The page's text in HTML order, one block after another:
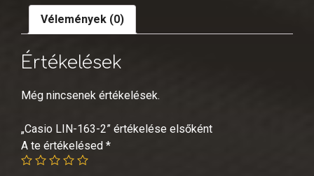
Vélemények (0)
Értékelések
Még nincsenek értékelések.
„Casio LIN-163-2” értékelése elsőként
A te értékelésed *